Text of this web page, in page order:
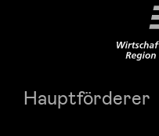
Hauptförderer